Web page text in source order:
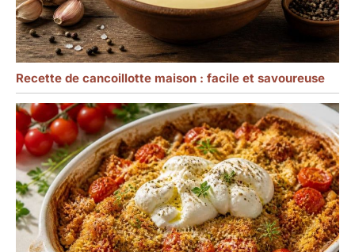
Recette de cancoillotte maison : facile et savoureuse